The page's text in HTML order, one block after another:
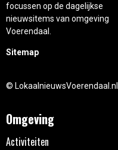
focussen op de dagelijkse
nieuwsitems van omgeving
Voerendaal.
Sitemap
© LokaalnieuwsVoerendaal.nl
Omgeving
Activiteiten